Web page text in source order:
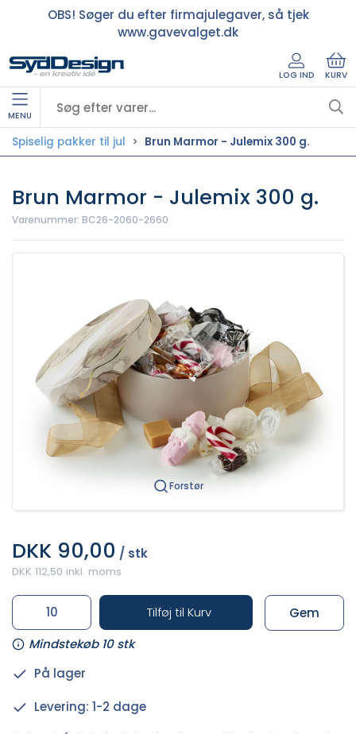
OBS! Søger du efter firmajulegaver, så tjek
www.gavevalget.dk
LOG IND KURV
MENU
Spiselig pakker til jul Brun Marmor - Julemix 300 g.
Brun Marmor - Julemix 300 g.
Varenummer: BC26-2060-2660
Forstør
DKK 90,00 / stk
DKK 112,50 inkl. moms
Tilføj til Kurv
Mindstekøb 10 stk
Gem
På lager
Levering: 1-2 dage